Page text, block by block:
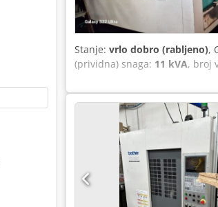
Stanje: vrlo dobro (rabljeno),
(prividna) snaga: 11 kVA, broj